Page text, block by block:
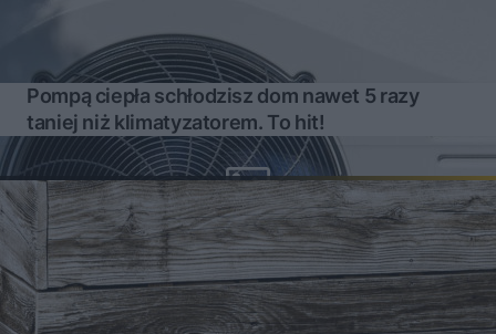
Pompą ciepła schłodzisz dom nawet 5 razy
taniej niż klimatyzatorem. To hit!